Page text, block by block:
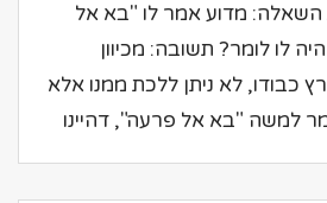
מדוע אמר לו "בא אל
לו לומר? תשובה: מכיוון
לא ניתן ללכת ממנו אלא
למשה "בא אל פרעה", דהיינו